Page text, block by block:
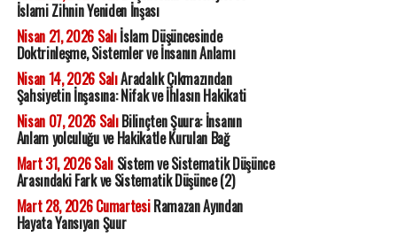
İslami Zihnin Yeniden İnşası
Nisan 21, 2026 Salıİslam Düşüncesinde
Doktrinleşme, Sistemler ve İnsanın Anlamı
Nisan 14, 2026 SalıAradalık Çıkmazından
Şahsiyetin İnşasına: Nifak ve İhlasın Hakikati
Nisan 07, 2026 SalıBilinçten Şuura: İnsanın
Anlam yolculuğu ve Hakikatle Kurulan Bağ
Mart 31, 2026 SalıSistem ve Sistematik Düşünce
Arasındaki Fark ve Sistematik Düşünce (2)
Mart 28, 2026 CumartesiRamazan Ayından
Hayata Yansıyan Şuur